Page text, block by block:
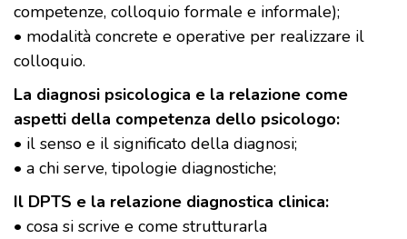
competenze, colloquio formale e informale);
• modalità concrete e operative per realizzare il
colloquio.
La diagnosi psicologica e la relazione come
aspetti della competenza dello psicologo:
• il senso e il significato della diagnosi;
• a chi serve, tipologie diagnostiche;
Il DPTS e la relazione diagnostica clinica:
• cosa si scrive e come strutturarla